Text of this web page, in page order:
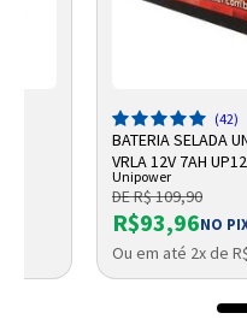
(42)
BATERIA SELADA
VRLA 12V 7AH
Unipower
DE R$ 109,90
R$93,96NO
Ou em até 2x de